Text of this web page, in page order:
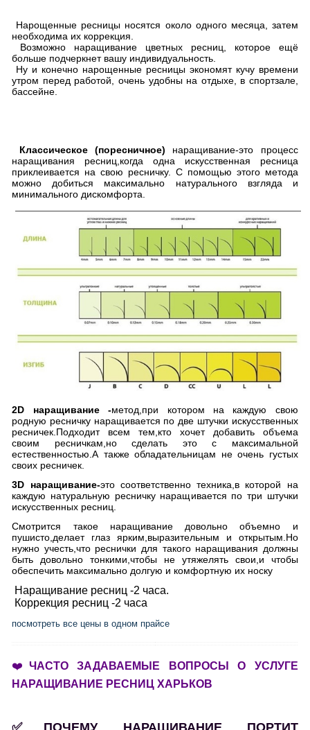
Нарощенные ресницы носятся около одного месяца, затем
необходима их коррекция.
Возможно наращивание цветных ресниц, которое ещё
больше подчеркнет вашу индивидуальность.
Ну и конечно нарощенные ресницы экономят кучу времени
утром перед работой, очень удобны на отдыхе, в спортзале,
бассейне.
Классическое (поресничное) наращивание-это процесс
наращивания ресниц,когда одна искусственная ресница
приклеивается на свою ресничку. С помощью этого метода
можно добиться максимально натурального взгляда и
минимального дискомфорта.
2D наращивание -метод,при котором на каждую свою
родную ресничку наращивается по две штучки искусственных
ресничек.Подходит всем тем,кто хочет добавить объема
своим ресничкам,но сделать это с максимальной
естественностью.А также обладательницам не очень густых
своих ресничек.
3D наращивание-это соответственно техника,в которой на
каждую натуральную ресничку наращивается по три штучки
искусственных ресниц.
Смотрится такое наращивание довольно объемно и
пушисто,делает глаз ярким,выразительным и открытым.Но
нужно учесть,что реснички для такого наращивания должны
быть довольно тонкими,чтобы не утяжелять свои,и чтобы
обеспечить максимально долгую и комфортную их носку
Наращивание ресниц -2 часа.
Коррекция ресниц -2 часа
посмотреть все цены в одном прайсе
❤️ ЧАСТО ЗАДАВАЕМЫЕ ВОПРОСЫ О УСЛУГЕ
НАРАЩИВАНИЕ РЕСНИЦ ХАРЬКОВ
✅ПОЧЕМУ НАРАЩИВАНИЕ ПОРТИТ